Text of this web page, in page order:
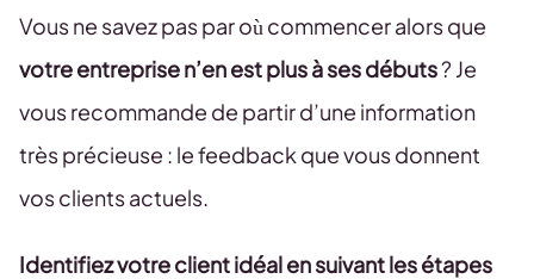
Vous ne savez pas par où commencer alors que
votre entreprise n’en est plus à ses débuts? Je
vous recommande de partir d’une information
très précieuse : le feedback que vous donnent
vos clients actuels.
Identifiez votre client idéal en suivant les étapes